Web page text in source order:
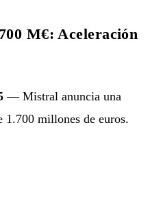
M€: Aceleración
— Mistral anuncia una
1.700 millones de euros.